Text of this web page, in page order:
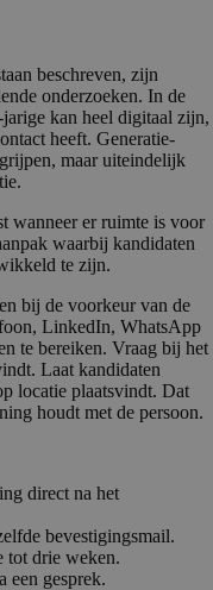
beschreven, zijn
onderzoeken. In de
kan heel digitaal zijn,
heeft. Generatie-
maar uiteindelijk
wanneer er ruimte is voor
waarbij kandidaten
te zijn.
bij de voorkeur van de
LinkedIn, WhatsApp
te bereiken. Vraag bij het
Laat kandidaten
locatie plaatsvindt. Dat
houdt met de persoon.
direct na het
bevestigingsmail.
tot drie weken.
een gesprek.